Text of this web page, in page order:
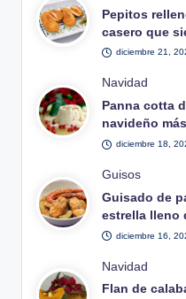
en
Pepitos
casero que
diciembre 21,
Publicado
en
Navidad
Panna cotta
navideño
diciembre 18,
Publicado
en
Guisos
Guisado de
estrella lleno
diciembre 16,
Publicado
en
Navidad
Flan de